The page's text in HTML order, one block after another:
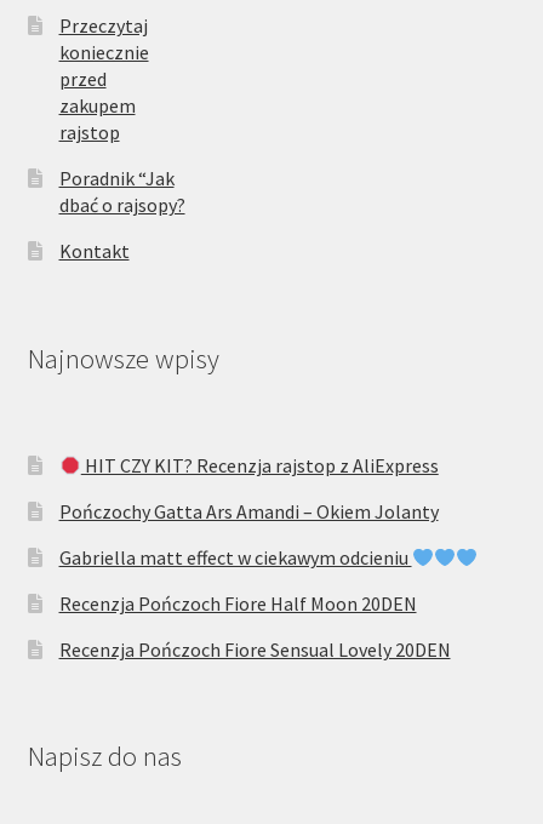
Przeczytaj
koniecznie
przed
zakupem
rajstop
Poradnik “Jak
dbać o rajsopy?
Kontakt
Najnowsze wpisy
HIT CZY KIT? Recenzja rajstop z AliExpress
Pończochy Gatta Ars Amandi – Okiem Jolanty
Gabriella matt effect w ciekawym odcieniu
Recenzja Pończoch Fiore Half Moon 20DEN
Recenzja Pończoch Fiore Sensual Lovely 20DEN
Napisz do nas